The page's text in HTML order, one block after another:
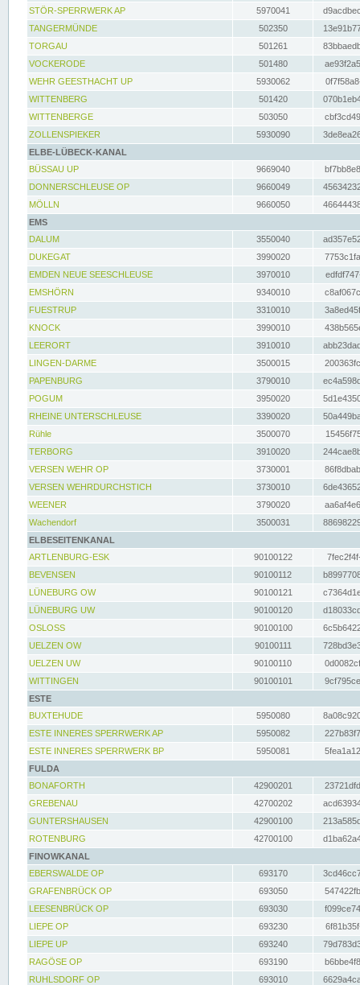
STÖR-SPERRWERK AP 5970041
TANGERMÜNDE
502350
TORGAU
501261
VOCKERODE
501480
WEHR GEESTHACHT UP
5930062
WITTENBERG
501420
WITTENBERGE
503050
ZOLLENSPIEKER
5930090
ELBE-LÜBECK-KANAL
BÜSSAU UP
9669040
DONNERSCHLEUSE OP
9660049
MÖLLN
9660050
EMS
DALUM
3550040
DUKEGAT
3990020
EMDEN NEUE SEESCHLEUSE
3970010
EMSHÖRN
9340010
FUESTRUP
3310010
KNOCK
3990010
LEERORT
3910010
LINGEN-DARME
3500015
PAPENBURG
3790010
POGUM
3950020
RHEINE UNTERSCHLEUSE
3390020
Rühle
3500070
TERBORG
3910020
VERSEN WEHR OP
3730001
VERSEN WEHRDURCHSTICH
3730010
WEENER
3790020
Wachendorf
3500031
ELBESEITENKANAL
ARTLENBURG-ESK
90100122
BEVENSEN
90100112
LÜNEBURG OW
90100121
LÜNEBURG UW
90100120
OSLOSS
90100100
UELZEN OW
90100111
UELZEN UW
90100110
WITTINGEN
90100101
ESTE
BUXTEHUDE
5950080
ESTE INNERES SPERRWERK AP
5950082
ESTE INNERES SPERRWERK BP
5950081
FULDA
BONAFORTH
42900201
GREBENAU
42700202
GUNTERSHAUSEN
42900100
ROTENBURG
42700100
FINOWKANAL
EBERSWALDE OP
693170
GRAFENBRÜCK OP
693050
LEESENBRÜCK OP
693030
LIEPE OP
693230
LIEPE UP
693240
RAGÖSE OP
693190
RUHLSDORF OP
693010